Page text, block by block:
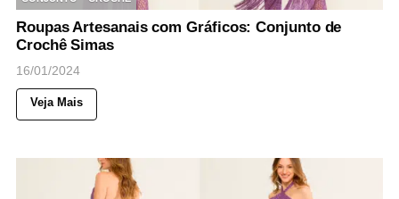
Roupas Artesanais com Gráficos: Conjunto de
Crochê Simas
16/01/2024
Veja Mais